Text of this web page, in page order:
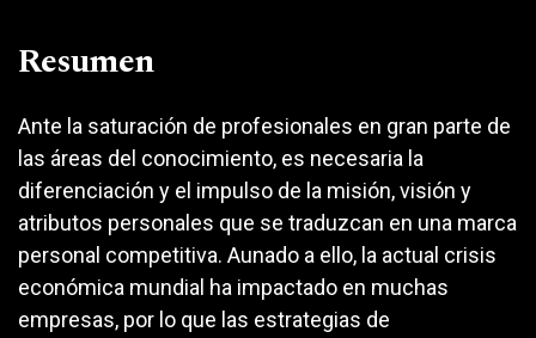
Resumen
Ante la saturación de profesionales en gran parte de
las áreas del conocimiento, es necesaria la
diferenciación y el impulso de la misión, visión y
atributos personales que se traduzcan en una marca
personal competitiva. Aunado a ello, la actual crisis
económica mundial ha impactado en muchas
empresas, por lo que las estrategias de